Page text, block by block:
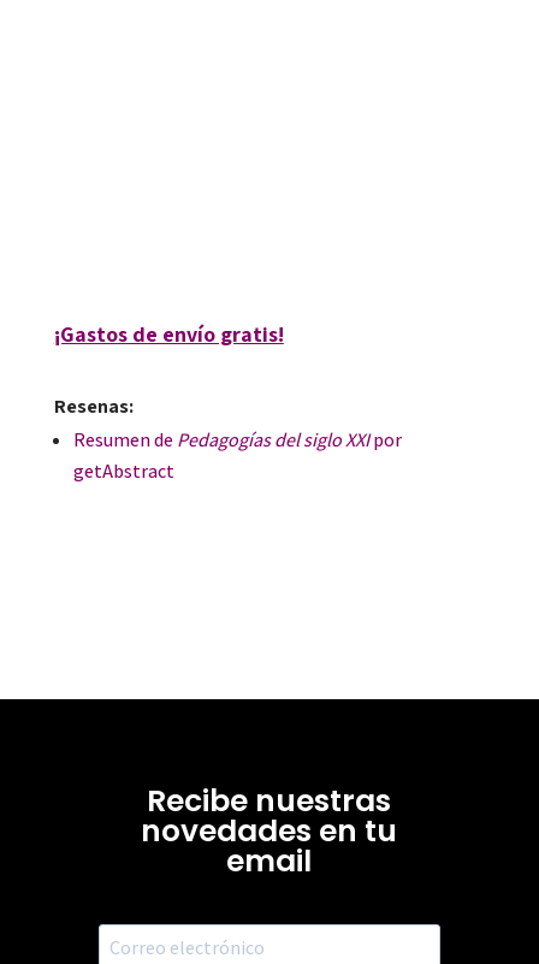
¡Gastos de envío gratis!
Resenas:
Resumen dePedagogías del siglo XXIpor
getAbstract
Recibe nuestras
novedades en tu
email